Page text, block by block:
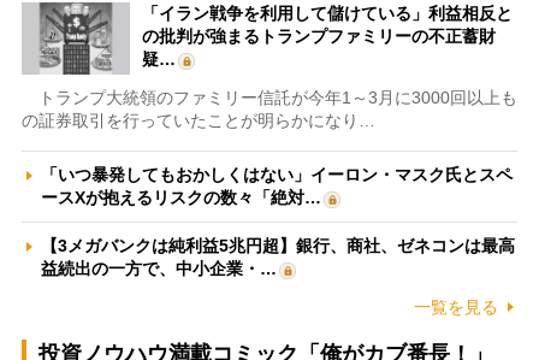
「イラン戦争を利用して儲けている」利益相反と
の批判が強まるトランプファミリーの不正蓄財
疑…
トランプ大統領のファミリー信託が今年1～3月に3000回以上も
の証券取引を行っていたことが明らかになり…
「いつ暴発してもおかしくはない」イーロン・マスク氏とスペ
ースXが抱えるリスクの数々「絶対…
【3メガバンクは純利益5兆円超】銀行、商社、ゼネコンは最高
益続出の一方で、中小企業・…
一覧を見る
投資ノウハウ満載コミック「俺がカブ番長！」